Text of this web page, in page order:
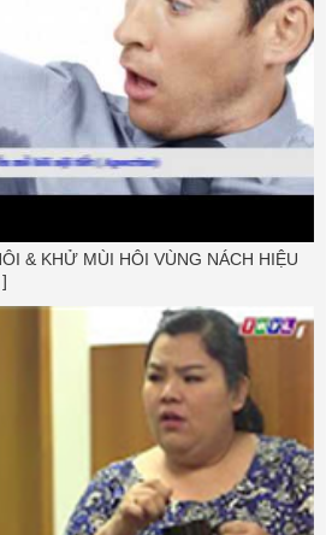
& KHỬ MÙI HÔI VÙNG NÁCH HIỆU